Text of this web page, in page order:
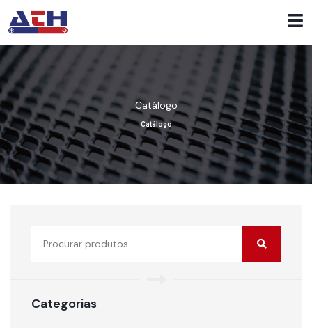
Catálogo
Catálogo
Categorias